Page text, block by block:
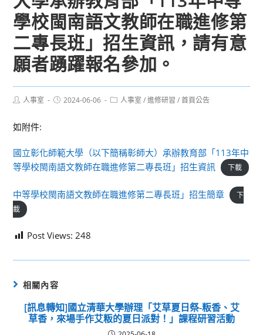
學校閩南語文教師在職進修第
二專長班」招生資訊，請有意
願者踴躍報名參加。
Post人事室
Post2024-06-06
Post人事室 / 進修研習 / 首頁公告
如附件:
國立彰化師範大學（以下簡稱彰師大）承辦教育部「113年中
等學校閩南語文教師在職進修第二專長班」招生資訊
下載
中等學校閩南語文教師在職進修第二專長班」招生簡章
下
載
Post Views: 248
相關內容
[訊息轉知]國立清華大學辦理「艾草夏日祭-粄香、艾
草香，來場手作艾粄的夏日派對！」課程研習活動